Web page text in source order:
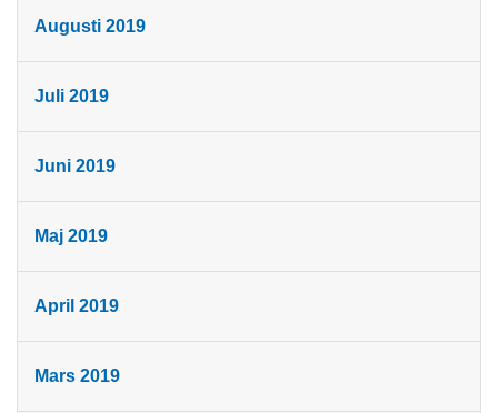
Augusti 2019
Juli 2019
Juni 2019
Maj 2019
April 2019
Mars 2019